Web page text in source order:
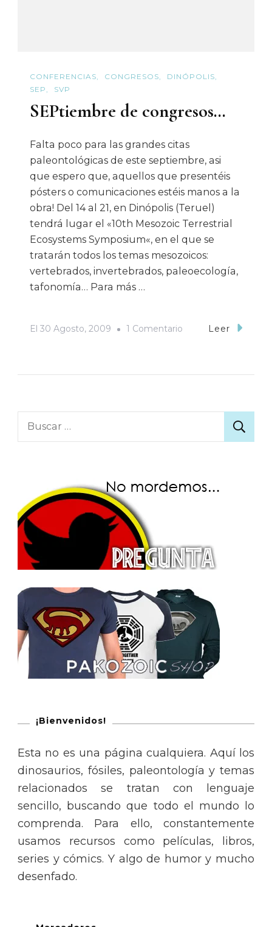
CONFERENCIAS CONGRESOS
DINÓPOLIS
SEP
SVP
SEPtiembre de congresos…
Falta poco para las grandes citas
paleontológicas de este septiembre, asi
que espero que, aquellos que presentéis
pósters o comunicaciones estéis manos a la
obra! Del 14 al 21, en Dinópolis (Teruel)
tendrá lugar el «10th Mesozoic Terrestrial
Ecosystems Symposium«, en el que se
tratarán todos los temas mesozoicos:
vertebrados, invertebrados, paleoecología,
tafonomía… Para más …
El 30 Agosto, 2009 1 Comentario Leer
Buscar:
¡Bienvenidos!
Esta no es una página cualquiera. Aquí los
dinosaurios, fósiles, paleontología y temas
relacionados se tratan con lenguaje
sencillo, buscando que todo el mundo lo
comprenda. Para ello, constantemente
usamos recursos como películas, libros,
series y cómics. Y algo de humor y mucho
desenfado.